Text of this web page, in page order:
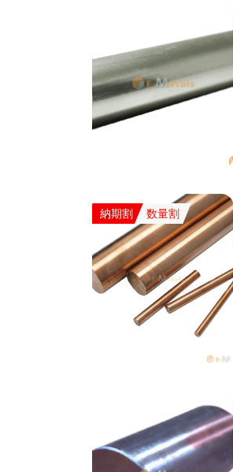
納期割 数量割